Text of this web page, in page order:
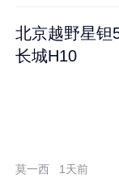
北京越野星钽
长城H10
莫一西 1天前